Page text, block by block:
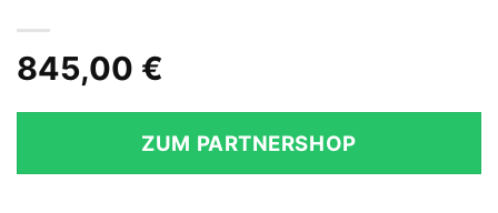
845,00 €
ZUM PARTNERSHOP